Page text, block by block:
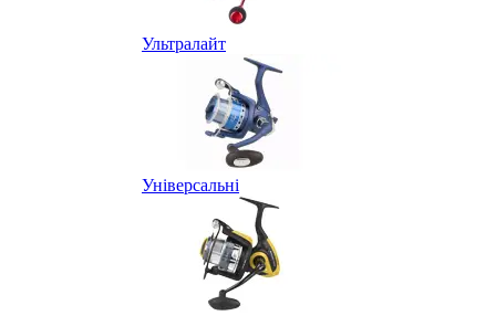
Ультралайт
Універсальні